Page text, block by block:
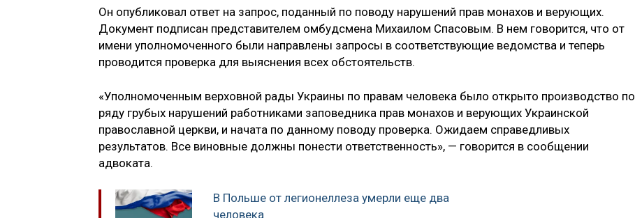
Он опубликовал ответ на запрос, поданный по поводу нарушений прав монахов и верующих.
Документ подписан представителем омбудсмена Михаилом Спасовым. В нем говорится, что от
имени уполномоченного были направлены запросы в соответствующие ведомства и теперь
проводится проверка для выяснения всех обстоятельств.
«Уполномоченным верховной рады Украины по правам человека было открыто производство по
ряду грубых нарушений работниками заповедника прав монахов и верующих Украинской
православной церкви, и начата по данному поводу проверка. Ожидаем справедливых
результатов. Все виновные должны понести ответственность», — говорится в сообщении
адвоката.
В Польше от легионеллеза умерли еще два
человека